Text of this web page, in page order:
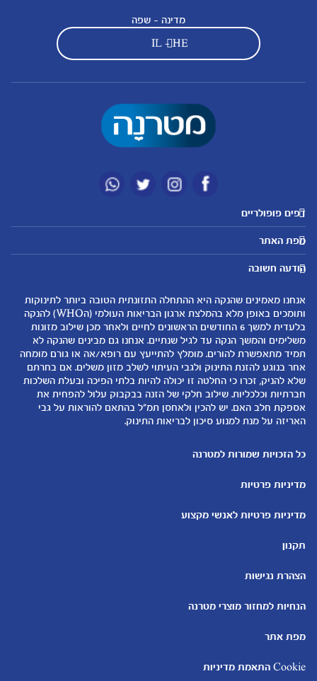
מדינה - שפה
IL - HE
דפים פופולריים
מטרנה לשירותכם
היועצות שלנו
שאלות נפוצות
אודות
لموقع متيرنا باللغة العربية
מועדון מטרנה
רכישת מוצרים
המוצרים שלנו
קופונים
מפת האתר
אבני דרך
לקראת הריון
0-6 חודשים
6-12 חודשים
12-24 חודשים
נושאים
שמות לתינוקות
התפתחות התינוק
תזונת תינוקות
טיפול בתינוק
הנקה
להיות הורים
מחשבון ביוץ
מחשבון שמות
מחשבון צבע עיניים
הודעה חשובה
אנחנו מאמינים שהנקה היא ההתחלה התזונתית הטובה ביותר לתינוקות
ותומכים באופן מלא בהמלצת ארגון הבריאות העולמי (הWHO) להנקה
בלעדית למשך 6 החודשים הראשונים לחיים ולאחר מכן שילוב מזונות
משלימים והמשך הנקה עד לגיל שנתיים. אנחנו גם מבינים שהנקה לא
תמיד מתאפשרת להורים. מומלץ להתייעץ עם רופא/אה או גורם מומחה
אחר בנוגע להזנת התינוק ולגבי העיתוי לשלב מזון משלים. אם בחרתם
שלא להניק, זכרו כי החלטה זו יכולה להיות בלתי הפיכה ובעלת השלכות
חברתיות וכלכליות. שילוב חלקי של הזנה בבקבוק עלול להפחית את
אספקת חלב האם. יש להכין ולאחסן תמ"ל בהתאם להוראות על גבי
האריזה על מנת למנוע סיכון לבריאות התינוק.
כל הזכויות שמורות למטרנה
מדיניות פרטיות
מדיניות פרטיות לאנשי מקצוע
תקנון
הצהרת נגישות
הנחיות למחזור מוצרי מטרנה
מפת אתר
Cookie התאמת מדיניות